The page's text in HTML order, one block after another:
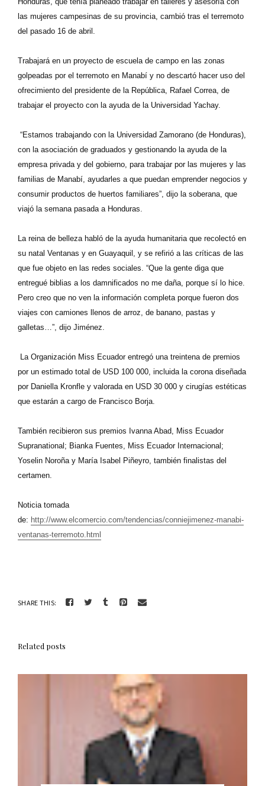
las mujeres campesinas de su provincia, cambió tras el terremoto
del pasado 16 de abril.
Trabajará en un proyecto de escuela de campo en las zonas
golpeadas por el terremoto en Manabí y no descartó hacer uso del
ofrecimiento del presidente de la República, Rafael Correa, de
trabajar el proyecto con la ayuda de la Universidad Yachay.
“Estamos trabajando con la Universidad Zamorano (de Honduras),
con la asociación de graduados y gestionando la ayuda de la
empresa privada y del gobierno, para trabajar por las mujeres y las
familias de Manabí, ayudarles a que puedan emprender negocios y
consumir productos de huertos familiares”, dijo la soberana, que
viajó la semana pasada a Honduras.
La reina de belleza habló de la ayuda humanitaria que recolectó en
su natal Ventanas y en Guayaquil, y se refirió a las críticas de las
que fue objeto en las redes sociales. “Que la gente diga que
entregué biblias a los damnificados no me daña, porque sí lo hice.
Pero creo que no ven la información completa porque fueron dos
viajes con camiones llenos de arroz, de banano, pastas y
galletas…”, dijo Jiménez.
La Organización Miss Ecuador entregó una treintena de premios
por un estimado total de USD 100 000, incluida la corona diseñada
por Daniella Kronfle y valorada en USD 30 000 y cirugías estéticas
que estarán a cargo de Francisco Borja.
También recibieron sus premios Ivanna Abad, Miss Ecuador
Supranational; Bianka Fuentes, Miss Ecuador Internacional;
Yoselin Noroña y María Isabel Piñeyro, también finalistas del
certamen.
Noticia tomada
de: http://www.elcomercio.com/tendencias/conniejimenez-manabi-
ventanas-terremoto.html
SHARE THIS:
Related posts